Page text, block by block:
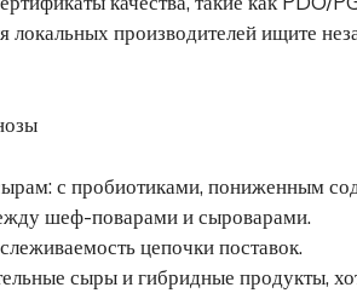
локальных производителей ищите
с пробиотиками, пониженным
шеф-поварами и сыроварами.
цепочки поставок.
сыры и гибридные продукты,